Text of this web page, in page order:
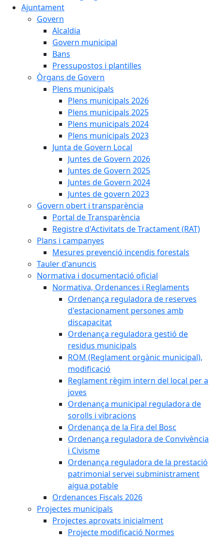
Ajuntament
Govern
Alcaldia
Govern municipal
Bans
Pressupostos i plantilles
Òrgans de Govern
Plens municipals
Plens municipals 2026
Plens municipals 2025
Plens municipals 2024
Plens municipals 2023
Junta de Govern Local
Juntes de Govern 2026
Juntes de Govern 2025
Juntes de Govern 2024
Juntes de govern 2023
Govern obert i transparència
Portal de Transparència
Registre d'Activitats de Tractament (RAT)
Plans i campanyes
Mesures prevenció incendis forestals
Tauler d'anuncis
Normativa i documentació oficial
Normativa, Ordenances i Reglaments
Ordenança reguladora de reserves
d'estacionament persones amb
discapacitat
Ordenança reguladora gestió de
residus municipals
ROM (Reglament orgànic municipal),
modificació
Reglament règim intern del local per a
joves
Ordenança municipal reguladora de
sorolls i vibracions
Ordenança de la Fira del Bosc
Ordenança reguladora de Convivència
i Civisme
Ordenança reguladora de la prestació
patrimonial servei subministrament
aigua potable
Ordenances Fiscals 2026
Projectes municipals
Projectes aprovats inicialment
Projecte modificació Normes